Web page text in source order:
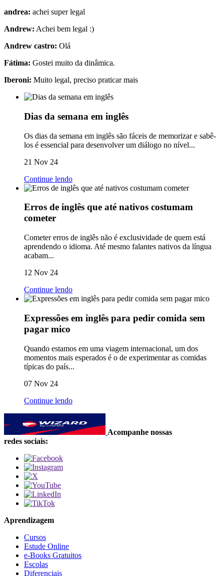
andrea: achei super legal
Andrew: Achei bem legal :)
Andrew castro: Olá
Fátima: Gostei muito da dinâmica.
Iberoni: Muito legal, preciso praticar mais
Dias da semana em inglês
Os dias da semana em inglês são fáceis de memorizar e sabê-
los é essencial para desenvolver um diálogo no nível...
21 Nov 24
Continue lendo
Erros de inglês que até nativos costumam
cometer
Cometer erros de inglês não é exclusividade de quem está
aprendendo o idioma. Até mesmo falantes nativos da língua
acabam...
12 Nov 24
Continue lendo
Expressões em inglês para pedir comida sem
pagar mico
Quando estamos em uma viagem internacional, um dos
momentos mais esperados é o de experimentar as comidas
típicas do país...
07 Nov 24
Continue lendo
Acompanhe nossas
redes sociais:
Aprendizagem
Cursos
Estude Online
e-Books Gratuitos
Escolas
Diferenciais